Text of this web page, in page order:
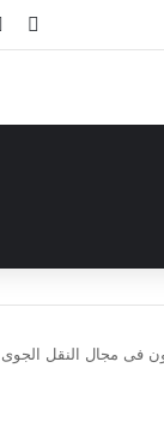
فى مجال النقل الجوى